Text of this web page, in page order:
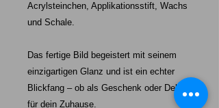
Acrylsteinchen, Applikationsstift, Wachs
und Schale.
Das fertige Bild begeistert mit seinem
einzigartigen Glanz und ist ein echter
Blickfang – ob als Geschenk oder Deko
für dein Zuhause.